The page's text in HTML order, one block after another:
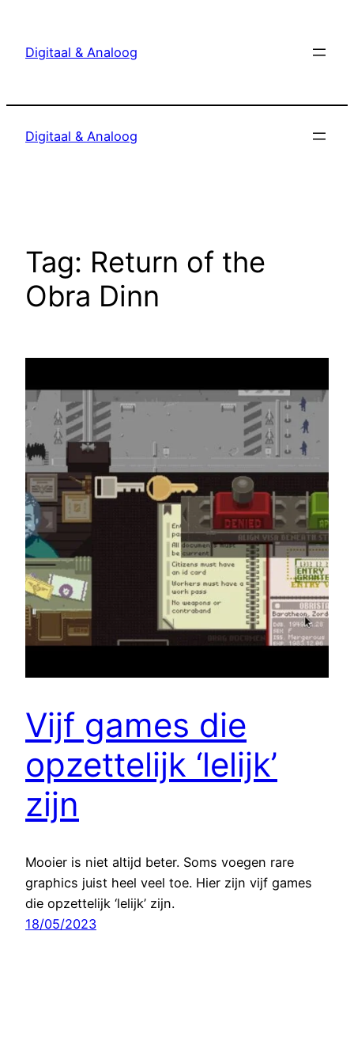
Digitaal & Analoog
Digitaal & Analoog
Tag: Return of the
Obra Dinn
Vijf games die
opzettelijk ‘lelijk’
zijn
Mooier is niet altijd beter. Soms voegen rare
graphics juist heel veel toe. Hier zijn vijf games
die opzettelijk ‘lelijk’ zijn.
18/05/2023